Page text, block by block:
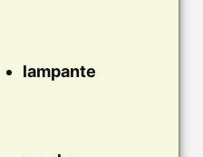
lampante